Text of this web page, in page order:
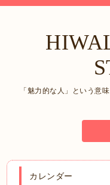
「魅力的な人」という意
カレンダー